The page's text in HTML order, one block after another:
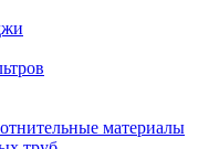
материалы